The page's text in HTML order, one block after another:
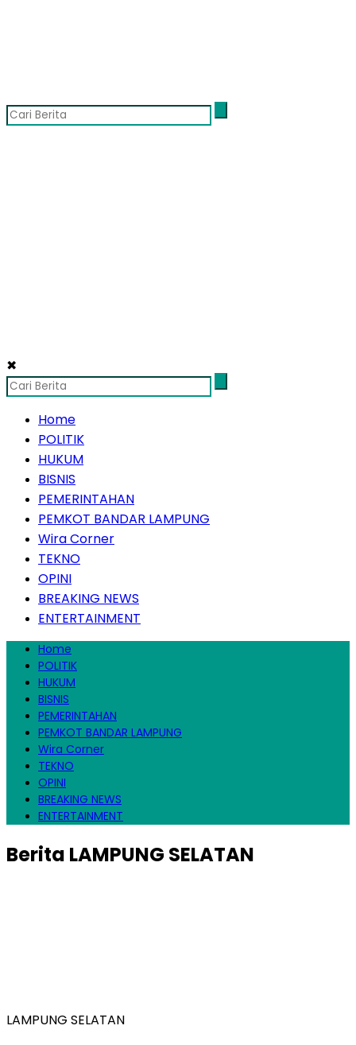
✖
Home
POLITIK
HUKUM
BISNIS
PEMERINTAHAN
PEMKOT BANDAR LAMPUNG
Wira Corner
TEKNO
OPINI
BREAKING NEWS
ENTERTAINMENT
Home
POLITIK
HUKUM
BISNIS
PEMERINTAHAN
PEMKOT BANDAR LAMPUNG
Wira Corner
TEKNO
OPINI
BREAKING NEWS
ENTERTAINMENT
Berita LAMPUNG SELATAN
LAMPUNG SELATAN